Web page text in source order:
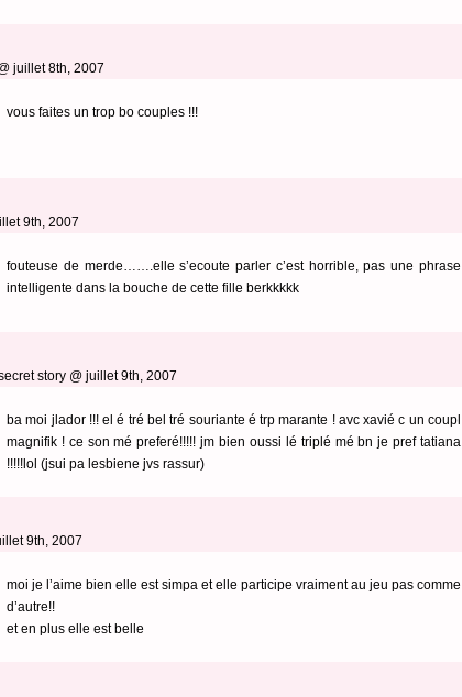
juillet 8th, 2007
vous faites un trop bo couples !!!
9th, 2007
fouteuse de merde…….elle s’ecoute parler c’est horrible, pas une phrase
intelligente dans la bouche de cette fille berkkkkk
story @ juillet 9th, 2007
ba moi jlador !!! el é tré bel tré souriante é trp marante ! avc xavié c un coupl
magnifik ! ce son mé preferé!!!!! jm bien oussi lé triplé mé bn je pref tatiana
!!!!!lol (jsui pa lesbiene jvs rassur)
9th, 2007
moi je l’aime bien elle est simpa et elle participe vraiment au jeu pas comme
d’autre!!
et en plus elle est belle